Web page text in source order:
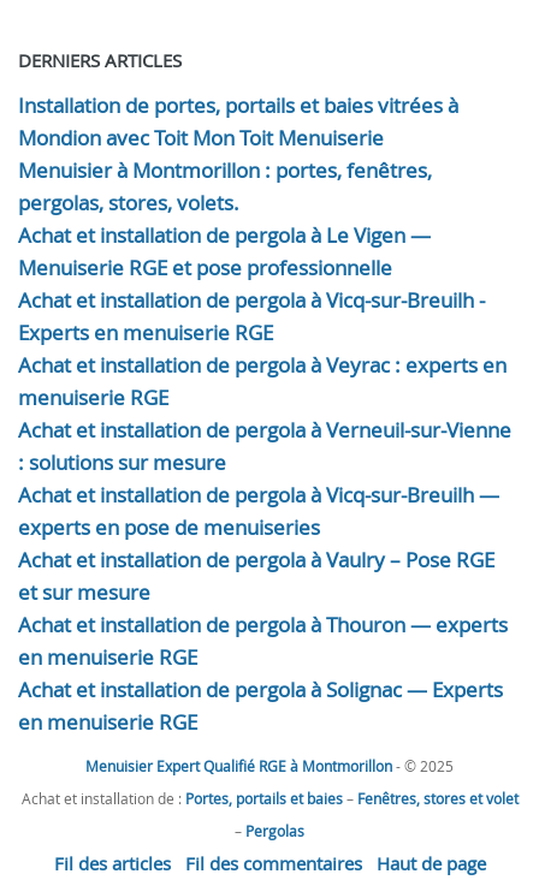
DERNIERS ARTICLES
Installation de portes, portails et baies vitrées à
Mondion avec Toit Mon Toit Menuiserie
Menuisier à Montmorillon : portes, fenêtres,
pergolas, stores, volets.
Achat et installation de pergola à Le Vigen —
Menuiserie RGE et pose professionnelle
Achat et installation de pergola à Vicq-sur-Breuilh -
Experts en menuiserie RGE
Achat et installation de pergola à Veyrac : experts en
menuiserie RGE
Achat et installation de pergola à Verneuil-sur-Vienne
: solutions sur mesure
Achat et installation de pergola à Vicq-sur-Breuilh —
experts en pose de menuiseries
Achat et installation de pergola à Vaulry – Pose RGE
et sur mesure
Achat et installation de pergola à Thouron — experts
en menuiserie RGE
Achat et installation de pergola à Solignac — Experts
en menuiserie RGE
Menuisier Expert Qualifié RGE à Montmorillon- © 2025
Achat et installation de : Portes, portails et baies– Fenêtres, stores et volet
– Pergolas
Fil des articles Fil des commentaires Haut de page